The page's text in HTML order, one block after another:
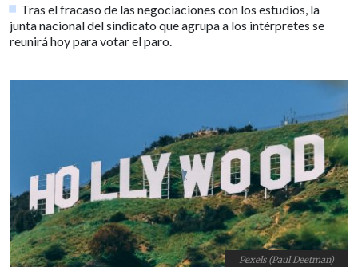
Tras el fracaso de las negociaciones con los estudios, la
junta nacional del sindicato que agrupa a los intérpretes se
reunirá hoy para votar el paro.
Pexels (Paul Deetman)